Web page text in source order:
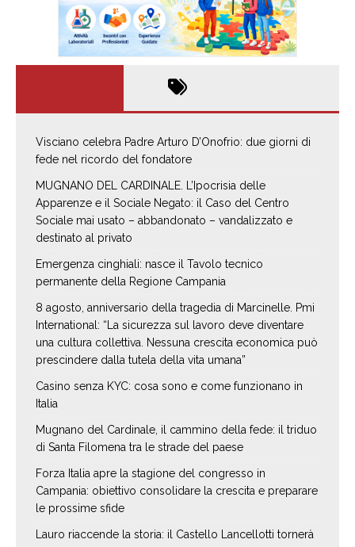
Visciano celebra Padre Arturo D’Onofrio: due giorni di
fede nel ricordo del fondatore
MUGNANO DEL CARDINALE. L’Ipocrisia delle
Apparenze e il Sociale Negato: il Caso del Centro
Sociale mai usato – abbandonato – vandalizzato e
destinato al privato
Emergenza cinghiali: nasce il Tavolo tecnico
permanente della Regione Campania
8 agosto, anniversario della tragedia di Marcinelle. Pmi
International: “La sicurezza sul lavoro deve diventare
una cultura collettiva. Nessuna crescita economica può
prescindere dalla tutela della vita umana”
Casino senza KYC: cosa sono e come funzionano in
Italia
Mugnano del Cardinale, il cammino della fede: il triduo
di Santa Filomena tra le strade del paese
Forza Italia apre la stagione del congresso in
Campania: obiettivo consolidare la crescita e preparare
le prossime sfide
Lauro riaccende la storia: il Castello Lancellotti tornerà